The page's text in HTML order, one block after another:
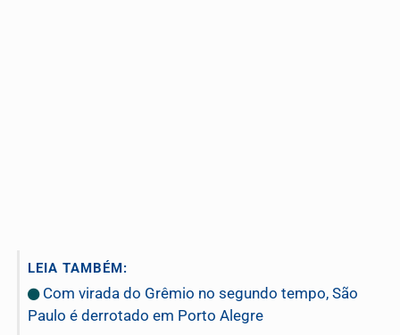
LEIA TAMBÉM:
Com virada do Grêmio no segundo tempo, São
Paulo é derrotado em Porto Alegre